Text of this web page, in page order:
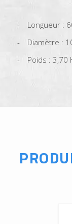
Longueur :
Diamètre :
Poids : 3,70